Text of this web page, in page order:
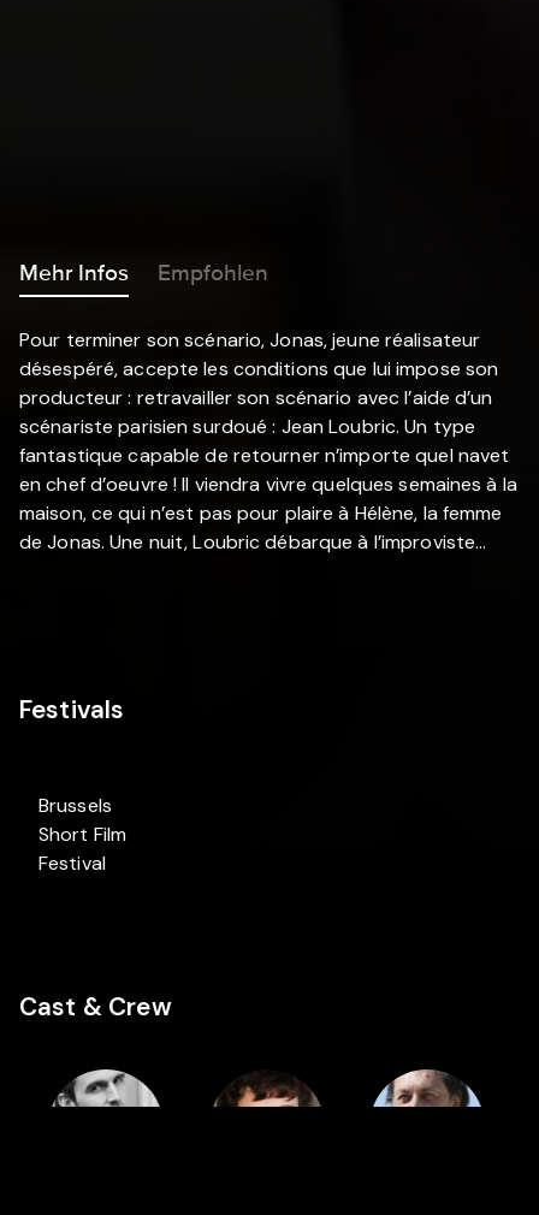
Mehr Infos Empfohlen
Pour terminer son scénario, Jonas, jeune réalisateur
désespéré, accepte les conditions que lui impose son
producteur : retravailler son scénario avec l’aide d’un
scénariste parisien surdoué : Jean Loubric. Un type
fantastique capable de retourner n’importe quel navet
en chef d’oeuvre ! Il viendra vivre quelques semaines à la
maison, ce qui n’est pas pour plaire à Hélène, la femme
de Jonas. Une nuit, Loubric débarque à l’improviste…
Festivals
Brussels
Short Film
Festival
Cast & Crew